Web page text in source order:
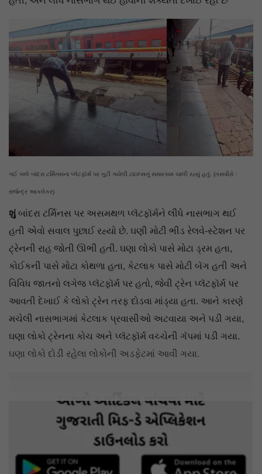
ગઈ કાલે બાંદરા ટર્મિનસના પ્લૅટફૉર્મ પર તૂટી ગયેલી ટાઇલ્સનું સમારકામ ચાલી રહ્યું હતું. (તસવીરો :
રાજેન્દ્ર આકલેકર)
શુંબાંદરા ટર્મિનસ પર અસમથળ પ્લૅટફૉર્મને લીધે નાસભાગ થઈ
હતી એવો સવાલ પુછાઈ રહ્યો છે. ઘણી મોટી ભીડ રેલવે-સ્ટેશન પર
ટ્રેનની રાહ જોતી ઊભી હતી. ઘણા લોકો પાસે મોટા ડ્રમ હતા,
કોઈકની પાસે મોટા કોથળા હતા, કેટલાક પાસે મોટી બૅગ હતી અને
વિવિધ જાતનો લગેજ પ્લૅટફૉર્મ પર હતો, જેવી ટ્રેન પ્લૅટફૉર્મ પર
આવતી દેખાઈ કે લોકો ટ્રેન તરફ દોડવા માંડ્યા હતા. આને કારણે
મચેલી નાસભાગમાં કેટલાક પ્રવાસીઓ અટવાયા અને પડી ગયા,
ઘણા લોકો ટ્રેનના કોચ અને પ્લૅટફૉર્મ વચ્ચેની ગૅપમાં પડી ગયા.
ઘણા લોકો દોડી રહેલા લોકોની અડફેટમાં આવી ગયા.